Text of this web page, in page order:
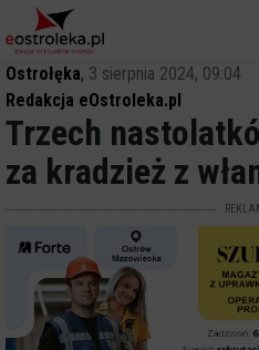
Ostrołęka, 3 sierpnia 2024, 09:04
Redakcja eOstroleka.pl
Trzech
za kradzież z